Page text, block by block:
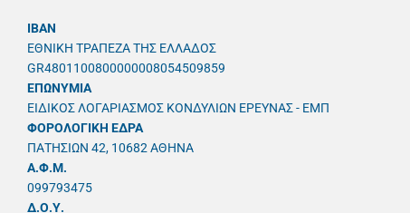
IBAN
ΕΘΝΙΚΗ ΤΡΑΠΕΖΑ ΤΗΣ ΕΛΛΑΔΟΣ
GR4801100800000008054509859
ΕΠΩΝΥΜΙΑ
ΕΙΔΙΚΟΣ ΛΟΓΑΡΙΑΣΜΟΣ ΚΟΝΔΥΛΙΩΝ ΕΡΕΥΝΑΣ - ΕΜΠ
ΦΟΡΟΛΟΓΙΚΗ ΕΔΡΑ
ΠΑΤΗΣΙΩΝ 42, 10682 ΑΘΗΝΑ
A.Φ.Μ.
099793475
Δ.Ο.Υ.